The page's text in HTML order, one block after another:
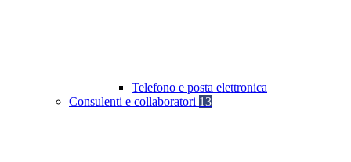
Telefono e posta elettronica
Consulenti e collaboratori 13